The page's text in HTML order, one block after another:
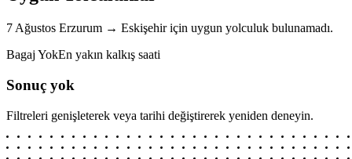
7 Ağustos Erzurum → Eskişehiriçin uygun yolculuk bulunamadı.
Bagaj YokEn yakın kalkış saati
Sonuç yok
Filtreleri genişleterek veya tarihi değiştirerek yeniden deneyin.